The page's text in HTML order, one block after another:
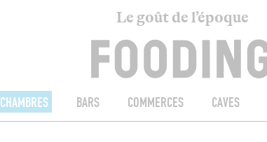
Le goût de l’époque
CHAMBRES BARS COMMERCES CAVES